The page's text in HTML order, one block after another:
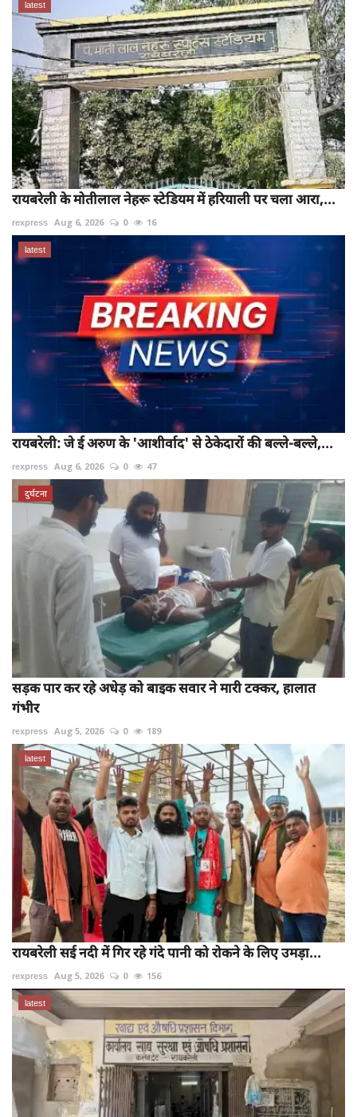
latest
रायबरेली के मोतीलाल नेहरू स्टेडियम में हरियाली पर चला आरा,...
rexpress Aug 6, 2026 0 16
latest
रायबरेली: जे ई अरुण के 'आशीर्वाद' से ठेकेदारों की बल्ले-बल्ले,...
rexpress Aug 6, 2026 0 47
दुर्घटना
सड़क पार कर रहे अधेड़ को बाइक सवार ने मारी टक्कर, हालात
गंभीर
rexpress Aug 5, 2026 0 189
latest
रायबरेली सई नदी में गिर रहे गंदे पानी को रोकने के लिए उमड़ा...
rexpress Aug 5, 2026 0 156
latest